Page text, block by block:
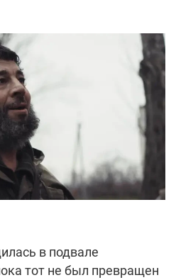
в подвале
тот не был превращен